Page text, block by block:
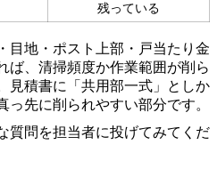
残っている
目地・ポスト上部・戸当たり金
ば、清掃頻度か作業範囲が削ら
見積書に「共用部一式」としか
先に削られやすい部分です。
質問を担当者に投げてみてくだ